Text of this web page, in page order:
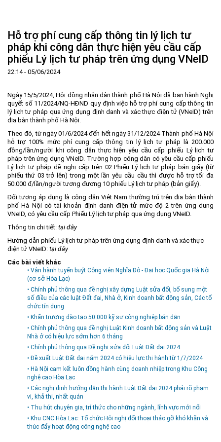
Lịch sử hình thành và phát triển
Tầm nhìn - Sứ mệnh
Lãnh đạo Ban Quản lý
Cơ cấu tổ chức
Chức năng, nhiệm vụ
Tin tức - sự kiện
Ban Quản lý Khu
Chính sách mới
Hợp tác quốc tế
Đào tạo và Nghiên cứu
Cách mạng công nghiệp lần thứ 4
Quy hoạch ▼
Quy hoạch tổng thể
Quy hoạch khu chức năng
Ưu thế
Cơ sở hạ tầng
Cơ chế ưu đãi đầu tư
Cơ chế Một cửa
Nguồn nhân lực
Hướng dẫn đầu tư ▼
Trình tự, thủ tục đầu tư
Tiêu chí đầu tư
Lĩnh vực đầu tư
Quản lý và vận hành dự án đầu tư
Văn bản pháp luật
Các thủ tục hành chính
Doanh nghiệp
Đất đai
Đầu tư
Khu CNC Hòa Lạc
Lao động
Môi trường
Quy hoạch - Xây dựng
Ưu đãi đầu tư
Công nghệ và Sản phẩm
Văn bản khác
Thông báo ▼
Thông báo chung
Tuyển dụng
Công khai ngân sách
Dữ liệu mở
FAQs
Liên hệ - Liên kết
Liên kết
Liên hệ
Hỗ trợ phí cung cấp thông tin lý lịch tư
pháp khi công dân thực hiện yêu cầu cấp
phiếu Lý lịch tư pháp trên ứng dụng VNeID
22:14 - 05/06/2024
Ngày 15/5/2024, Hội đồng nhân dân thành phố Hà Nội đã ban hành Nghị
quyết số 11/2024/NQ-HĐND quy định việc hỗ trợ phí cung cấp thông tin
lý lịch tư pháp qua ứng dụng định danh và xác thực điện tử (VNeID) trên
địa bàn thành phố Hà Nội.
Theo đó, từ ngày 01/6/2024 đến hết ngày 31/12/2024 Thành phố Hà Nội
hỗ trợ 100% mức phí cung cấp thông tin lý lịch tư pháp là 200.000
đồng/lần/người khi công dân thực hiện yêu cầu cấp phiếu Lý lịch tư
pháp trên ứng dụng VNeID. Trường hợp công dân có yêu cầu cấp phiếu
Lý lịch tư pháp đề nghị cấp trên 02 Phiếu Lý lịch tư pháp bản giấy (từ
phiếu thứ 03 trở lên) trong một lần yêu cầu cầu thì được hỗ trợ tối đa
50.000 đ/lần/người tương đương 10 phiếu Lý lịch tư pháp (bản giấy).
Đối tượng áp dụng là công dân Việt Nam thường trú trên địa bàn thành
phố Hà Nội có tài khoản định danh điện tử mức độ 2 trên ứng dung
VNeID, có yêu cầu cấp Phiếu Lý lịch tư pháp qua ứng dụng VNeID.
Thông tin chi tiết: tại đây
Hướng dẫn phiếu Lý lịch tư pháp trên ứng dụng định danh và xác thực
điện tử VNeID: tại đây
Các bài viết khác
• Vận hành tuyến buýt Công viên Nghĩa Đô - Đại học Quốc gia Hà Nội
(cơ sở Hòa Lạc)
• Chính phủ thông qua đề nghị xây dựng Luật sửa đổi, bổ sung một
số điều của các luật Đất đai, Nhà ở, Kinh doanh bất động sản, Các tổ
chức tín dụng
• Khẩn trương đào tạo 50.000 kỹ sư công nghiệp bán dẫn
• Chính phủ thông qua đề nghị Luật Kinh doanh bất động sản và Luật
Nhà ở có hiệu lực sớm hơn 6 tháng
• Chính phủ thông qua Đề nghị sửa đổi Luật Đất đai 2024
• Đề xuất Luật Đất đai năm 2024 có hiệu lực thi hành từ 1/7/2024
• Hà Nội cam kết luôn đồng hành cùng doanh nhiệp trong Khu Công
nghệ cao Hòa Lạc
• Các nghị định hướng dẫn thi hành Luật Đất đai 2024 phải rõ phạm
vi, khả thi, nhất quán
• Thu hút chuyên gia, trí thức cho những ngành, lĩnh vực mới nổi
• Khu CNC Hòa Lạc: Tổ chức Hội nghị đối thoại tháo gỡ khó khăn và
thúc đẩy hoạt động công nghệ cao